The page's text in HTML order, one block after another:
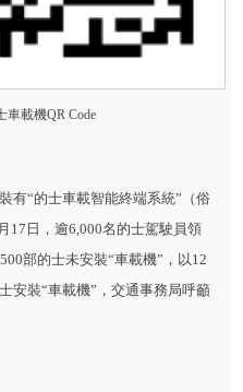
車載機QR Code
“的士車載智能終端系統”（俗
17日，逾6,000名的士駕駛員領
部的士未安裝“車載機”，以12
安裝“車載機”，交通事務局呼籲